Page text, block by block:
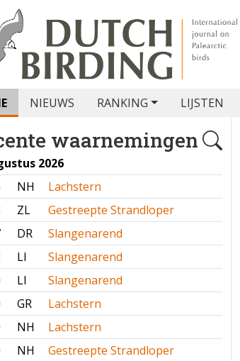
NIEUWS RANKING LIJSTEN
waarnemingen
2026
NH
Lachstern
ZL
Gestreepte Strandloper
DR
Slangenarend
LI
Slangenarend
LI
Slangenarend
GR
Lachstern
NH
Lachstern
NH
Gestreepte Strandloper